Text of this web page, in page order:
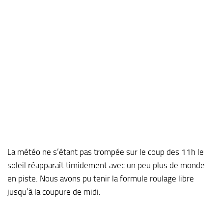
La météo ne s’étant pas trompée sur le coup des 11h le
soleil réapparaît timidement avec un peu plus de monde
en piste. Nous avons pu tenir la formule roulage libre
jusqu’à la coupure de midi.